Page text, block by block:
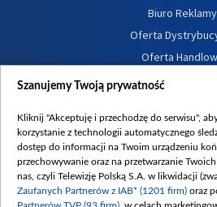
Biuro Reklamy
Oferta
Oferta
Dostępność
Procedura zgłoszeń
Szanujemy Twoją prywatność
Kliknij "Akceptuję i przechodzę do serwisu",
korzystanie z technologii automatycznego
dostęp do informacji na Twoim urządzeniu
przechowywanie oraz na przetwarzanie
nas, czyli Telewizję Polską S.A. w likwidacji
Zaufanych Partnerów z IAB* (1201 firm) oraz